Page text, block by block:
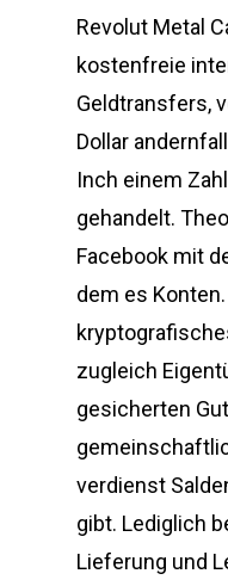
Revolut Metal
kostenfreie
Geldtransfers,
Dollar
Inch einem
gehandelt.
Facebook mit
dem es
zugleich
gesicherten
verdienst
gibt. Lediglich
Lieferung und